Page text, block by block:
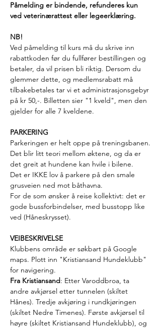
Påmelding er bindende, refunderes kun
ved veterinærattest eller legeerklæring.
NB!
Ved påmelding til kurs må du skrive inn
rabattkoden før du fullfører bestillingen og
betaler, da vil prisen bli riktig. Dersom du
glemmer dette, og medlemsrabatt må
tilbakebetales tar vi et administrasjonsgebyr
på kr 50,-. Billetten sier "1 kveld", men den
gjelder for alle 7 kveldene.
PARKERING
Parkeringen er helt oppe på treningsbanen.
Det blir litt teori mellom øktene, og da er
det greit at hundene kan hvile i bilene.
Det er IKKE lov å parkere på den smale
grusveien ned mot båthavna.
For de som ønsker å reise kollektivt: det er
gode bussforbindelser, med busstopp like
ved (Håneskrysset).
VEIBESKRIVELSE
Klubbens område er søkbart på Google
maps. Plott inn "Kristiansand Hundeklubb"
for navigering.
Fra Kristiansand: Etter Varoddbroa, ta
andre avkjørsel etter tunnelen (skiltet
Hånes). Tredje avkjøring i rundkjøringen
(skiltet Nedre Timenes). Første avkjørsel til
høyre (skiltet Kristiansand Hundeklubb), og